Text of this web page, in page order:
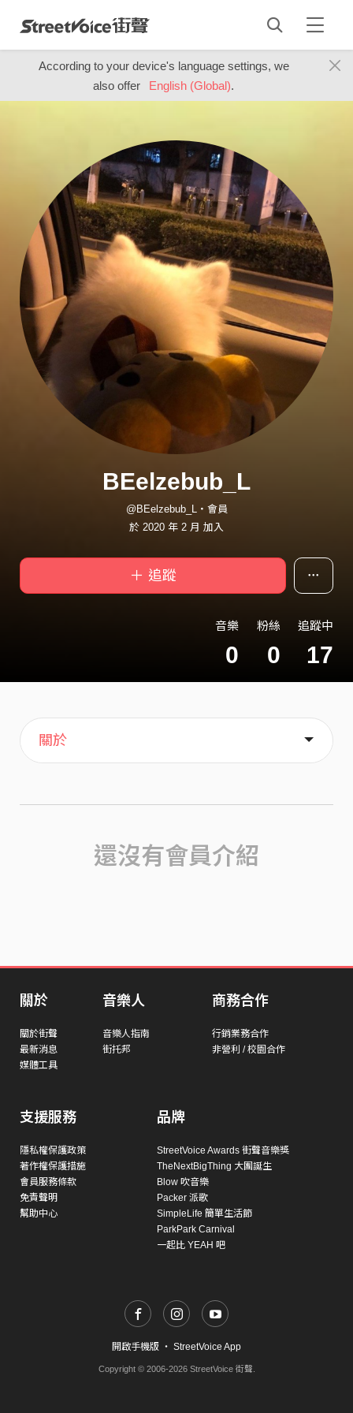
According to your device's language settings, we
also offer
English (Global).
BEelzebub_L
@BEelzebub_L・會員
於 2020 年 2 月 加入
＋ 追蹤
音樂
0
粉絲
0
追蹤中
17
主頁
歌單
喜歡
關於
還沒有會員介紹
關於
關於街聲
最新消息
媒體工具
音樂人
音樂人指南
街托邦
商務合作
行銷業務合作
非營利 / 校園合作
支援服務
隱私權保護政策
著作權保護措施
會員服務條款
免責聲明
幫助中心
品牌
StreetVoice Awards 街聲音樂獎
TheNextBigThing 大團誕生
Blow 吹音樂
Packer 派歌
SimpleLife 簡單生活節
ParkPark Carnival
一起比 YEAH 吧
開啟手機版 ・ StreetVoice App
Copyright © 2006-2026 StreetVoice 街聲.